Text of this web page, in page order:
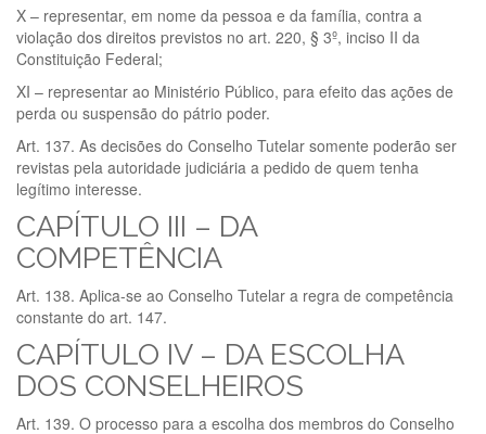
X – representar, em nome da pessoa e da família, contra a
violação dos direitos previstos no art. 220, § 3º, inciso II da
Constituição Federal;
XI – representar ao Ministério Público, para efeito das ações de
perda ou suspensão do pátrio poder.
Art. 137. As decisões do Conselho Tutelar somente poderão ser
revistas pela autoridade judiciária a pedido de quem tenha
legítimo interesse.
CAPÍTULO III – DA
COMPETÊNCIA
Art. 138. Aplica-se ao Conselho Tutelar a regra de competência
constante do art. 147.
CAPÍTULO IV – DA ESCOLHA
DOS CONSELHEIROS
Art. 139. O processo para a escolha dos membros do Conselho